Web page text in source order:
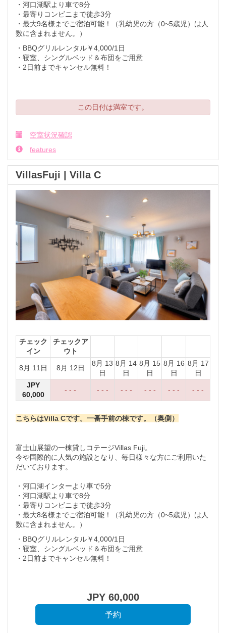
・河口湖駅より車で8分
・最寄りコンビニまで徒歩3分
・最大9名様までご宿泊可能！（乳幼児の方（0~5歳児）は人
数に含まれません。）
・BBQグリルレンタル￥4,000/1日
・寝室、シングルベッド＆布団をご用意
​​​​​​​・2日前までキャンセル無料！
この日付は満室です。
空室状況確認
features
VillasFuji | Villa C
チェック
イン
チェックア
ウト
8月 11日 8月 12日
8月 13
日
8月 14
日
8月 15
日
8月 16
日
8月 17
日
JPY
60,000
- - - - - - - - - - - - - - - - - -
こちらはVilla Cです。一番手前の棟です。（奥側）
富士山展望の一棟貸しコテージVillas Fuji。
今や国際的に人気の施設となり、毎日様々な方にご利用いた
だいております。
・河口湖インターより車で5分
・河口湖駅より車で8分
・最寄りコンビニまで徒歩3分
・最大8名様までご宿泊可能！（乳幼児の方（0~5歳児）は人
数に含まれません。）
・BBQグリルレンタル￥4,000/1日
・寝室、シングルベッド＆布団をご用意
​​​​​​​・2日前までキャンセル無料！
JPY 60,000